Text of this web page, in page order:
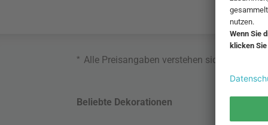
* Alle Preisangaben verstehen sich inklusive
Beliebte Dekorationen